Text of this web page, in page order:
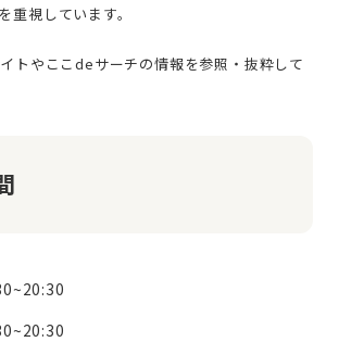
重視しています。
トやここdeサーチの情報を参照・抜粋して
~20:30
~20:30